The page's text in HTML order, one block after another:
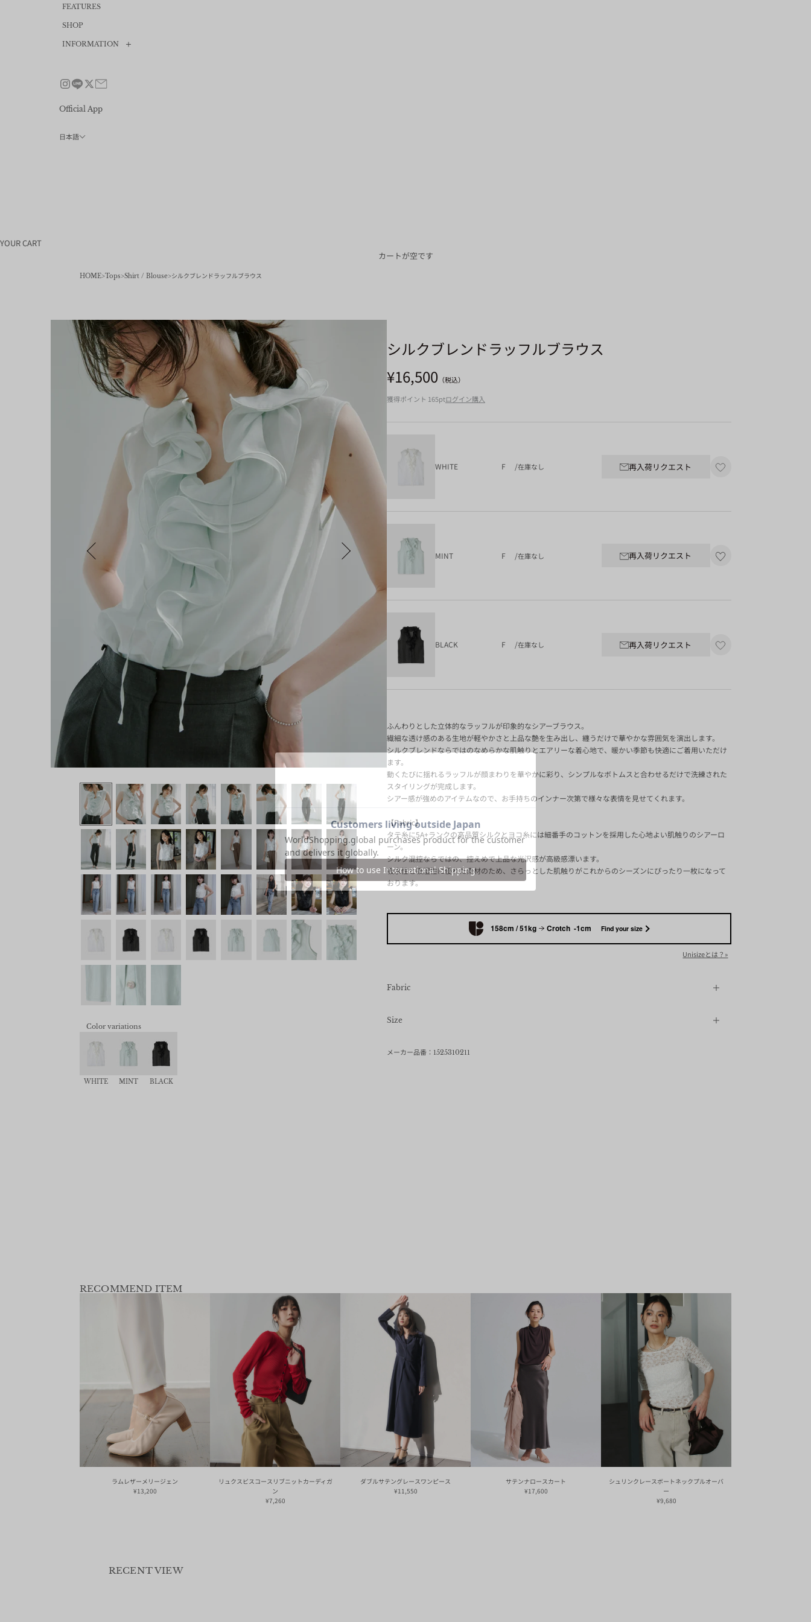
FEATURES
SHOP
INFORMATION
Size guide
Privacy policy
Official App
日本語
YOUR CART
カートが空です
HOME Tops Shirt / Blouse シルクブレンドラッフルブラウス
Color variations
WHITE MINT BLACK
シルクブレンドラッフルブラウス
セール価格
¥16,500 （税込）
獲得ポイント 165ptログイン購入
WHITE F /在庫なし 再入荷リクエスト
MINT F /在庫なし 再入荷リクエスト
BLACK F /在庫なし 再入荷リクエスト
ふんわりとした立体的なラッフルが印象的なシアーブラウス。
繊細な透け感のある生地が軽やかさと上品な艶を生み出し、纏うだけで華やかな雰囲気を演出します。
シルクブレンドならではのなめらかな肌触りとエアリーな着心地で、暖かい季節も快適にご着用いただけ
ます。
動くたびに揺れるラッフルが顔まわりを華やかに彩り、シンプルなボトムスと合わせるだけで洗練された
スタイリングが完成します。
シアー感が強めのアイテムなので、お手持ちのインナー次第で様々な表情を見せてくれます。
【Fabric】
タテ糸に5A+ランクの高品質シルクとヨコ糸には細番手のコットンを採用した心地よい肌触りのシアーロ
ーン。
シルク混控ならではの、控えめで上品な光沢感が高級感漂います。
吸水性と吸湿性に優れた素材のため、さらっとした肌触りがこれからのシーズンにぴったり一枚になって
おります。
158cm / 51kg Crotch -1cm Find your size
Unisizeとは？»
Fabric
Size
メーカー品番：1525310211
RECOMMEND ITEM
ラムレザーメリージェン
¥13,200
リュクスビスコースリブニットカーディガ
ン
¥7,260
ダブルサテングレースワンピース
¥11,550
サテンナロースカート
¥17,600
シュリンクレースボートネックプルオーバ
ー
¥9,680
RECENT VIEW